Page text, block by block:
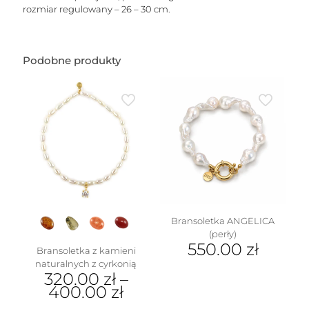
rozmiar regulowany – 26 – 30 cm.
Podobne produkty
Bransoletka z kamieni
naturalnych z cyrkonią
320.00 zł–
400.00zł
Bransoletka ANGELICA
(perły)
550.00 zł